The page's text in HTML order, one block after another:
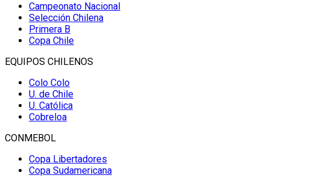
Campeonato Nacional
Selección Chilena
Primera B
Copa Chile
EQUIPOS CHILENOS
Colo Colo
U. de Chile
U. Católica
Cobreloa
CONMEBOL
Copa Libertadores
Copa Sudamericana